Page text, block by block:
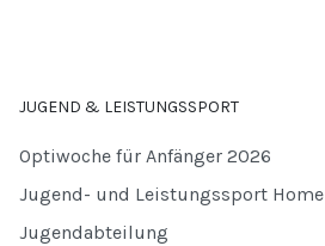
JUGEND & LEISTUNGSSPORT
Optiwoche für Anfänger 2026
Jugend- und Leistungssport Home
Jugendabteilung